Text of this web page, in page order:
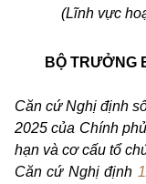
(Lĩnh vực
BỘ TRƯỞNG
Căn cứ Nghị định
2025 của Chính
hạn và cơ cấu tổ
Căn cứ Nghị định